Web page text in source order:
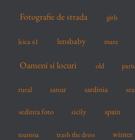
Fotografie de strada girls
leica x1 lensbaby mare
Oameni si locuri old paris
rural sanur sardinia sea
sedinta foto sicily spain
toamna trash the dress winter